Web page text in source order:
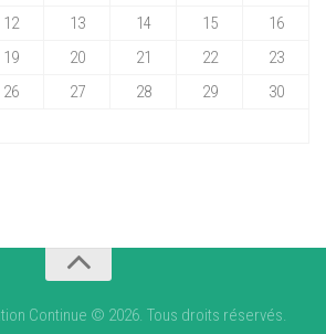
12 13 14 15
16
19 20 21 22
23
26 27 28 29
30
Continue © 2026. Tous droits réservés.